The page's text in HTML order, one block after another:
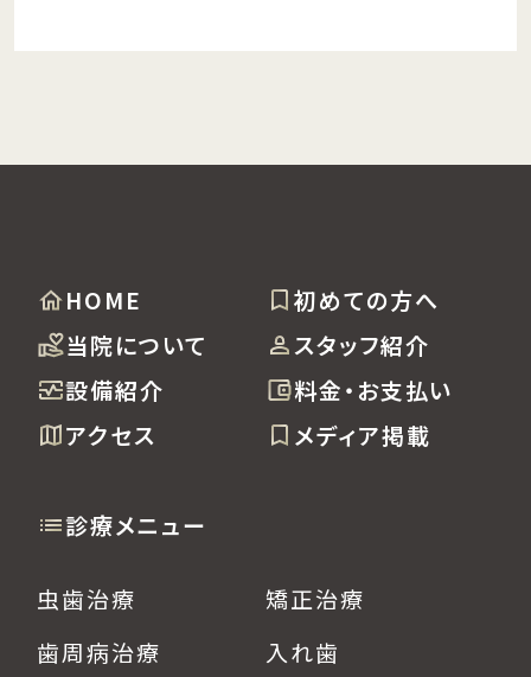
HOME
初めての方へ
当院について
スタッフ紹介
設備紹介
料金・お支払い
アクセス
メディア掲載
診療メニュー
虫歯治療
歯周病治療
矯正治療
入れ歯